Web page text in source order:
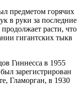
предметом горячих
в руки за последние
расти, что
гигантских тыкв
Гиннесса в 1955
зарегистрирован
Гламорган, в 1930